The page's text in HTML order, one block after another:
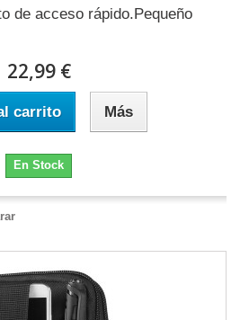
de acceso rápido.Pequeño
22,99 €
carrito Más
En Stock